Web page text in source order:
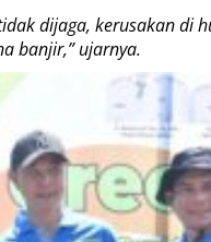
dijaga, kerusakan di
banjir,” ujarnya.